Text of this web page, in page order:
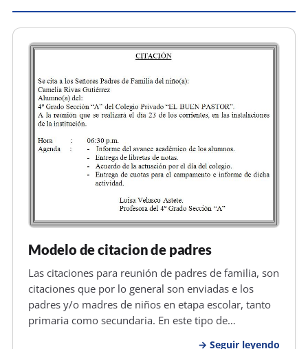
Modelo de citacion de padres
Las citaciones para reunión de padres de familia, son
citaciones que por lo general son enviadas e los
padres y/o madres de niños en etapa escolar, tanto
primaria como secundaria. En este tipo de
Seguir leyendo